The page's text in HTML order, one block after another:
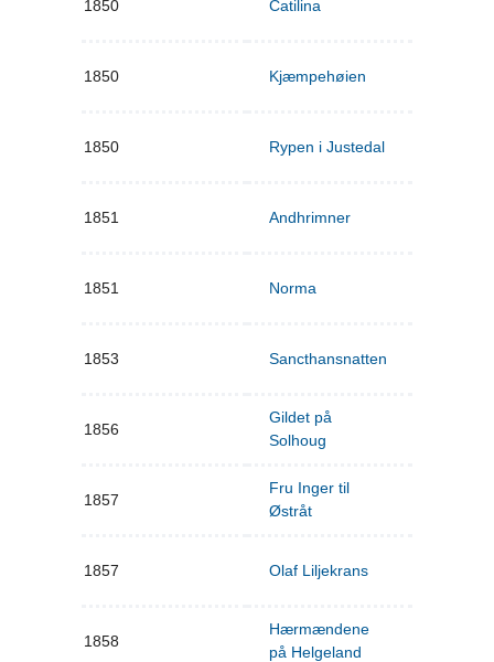
1850 Catilina
1850 Kjæmpehøien
1850 Rypen i Justedal
1851 Andhrimner
1851 Norma
1853 Sancthansnatten
1856
Gildet på
Solhoug
1857
Fru Inger til
Østråt
1857 Olaf Liljekrans
1858
Hærmændene
på Helgeland